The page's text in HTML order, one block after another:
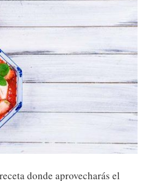
donde aprovecharás el